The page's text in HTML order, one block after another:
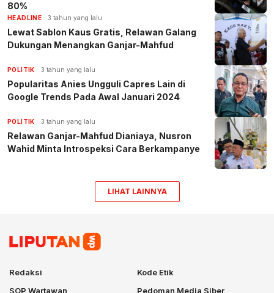
80%
HEADLINE 3 tahun yang lalu
Lewat Sablon Kaus Gratis, Relawan Galang
Dukungan Menangkan Ganjar-Mahfud
POLITIK 3 tahun yang lalu
Popularitas Anies Ungguli Capres Lain di
Google Trends Pada Awal Januari 2024
POLITIK 3 tahun yang lalu
Relawan Ganjar-Mahfud Dianiaya, Nusron
Wahid Minta Introspeksi Cara Berkampanye
LIHAT LAINNYA
Redaksi
Kode Etik
SOP Wartawan
Pedoman Media Siber